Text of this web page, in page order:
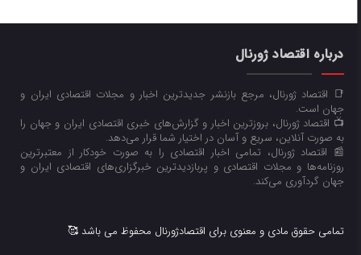
درباره اقتصاد ژورنال
📑 اقتصاد ژورنال، مرجع بازنشر جدیدترین اخبار و مجلات اقتصادی ایران و
جهان است.
📺 اقتصاد ژورنال، بروزترین اخبار و گزارش‌های خبری اقتصادی ایران و جهان را
به صورت آنلاین، سریع و آسان در اختیار شما قرار می‌‌دهد.
📰 اقتصاد ژورنال، تمامی اخبار اقتصادی را به صورت خودکار از معتبرترین
روزنامه‌ها و مجلات اقتصادی و پربازدیدترین خبرگزاری‌های اقتصادی ایران و
جهان گردآوری می‌کند.
تمامی حقوق مادی و معنوی برای اقتصادژورنال محفوظ می باشد 🥰